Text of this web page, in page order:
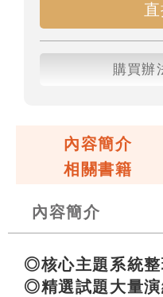
購買辦
內容簡介
相關書籍
內容簡介
◎核心主題系統
◎精選試題大量